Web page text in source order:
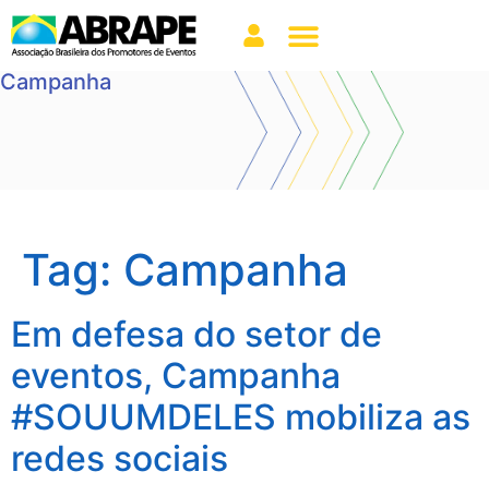
Campanha
Tag: Campanha
Em defesa do setor de
eventos, Campanha
#SOUUMDELES mobiliza as
redes sociais